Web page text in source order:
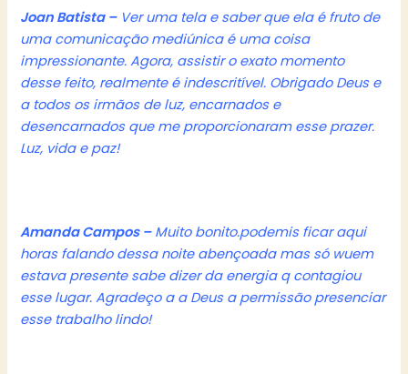
Joan Batista –Ver uma tela e saber que ela é fruto de
uma comunicação mediúnica é uma coisa
impressionante. Agora, assistir o exato momento
desse feito, realmente é indescritível. Obrigado Deus e
a todos os irmãos de luz, encarnados e
desencarnados que me proporcionaram esse prazer.
Luz, vida e paz!
Amanda Campos –Muito bonito.podemis ficar aqui
horas falando dessa noite abençoada mas só wuem
estava presente sabe dizer da energia q contagiou
esse lugar. Agradeço a a Deus a permissão presenciar
esse trabalho lindo!